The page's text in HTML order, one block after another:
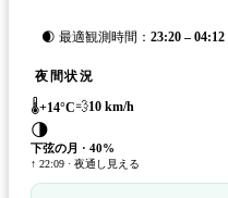
🌒 最適観測時間： 23:20 – 04:12
夜間状況
🌡️+14°C💨10 km/h
🌗
下弦の月 · 40%
↑ 22:09 · 夜通し見える